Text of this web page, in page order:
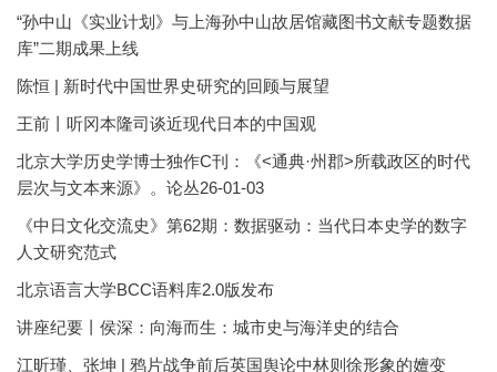
“孙中山《实业计划》与上海孙中山故居馆藏图书文献专题数据
库”二期成果上线
陈恒 | 新时代中国世界史研究的回顾与展望
王前丨听冈本隆司谈近现代日本的中国观
北京大学历史学博士独作C刊：《<通典·州郡>所载政区的时代
层次与文本来源》。论丛26-01-03
《中日文化交流史》第62期：数据驱动：当代日本史学的数字
人文研究范式
北京语言大学BCC语料库2.0版发布
讲座纪要丨侯深：向海而生：城市史与海洋史的结合
江昕瑾、张坤 | 鸦片战争前后英国舆论中林则徐形象的嬗变